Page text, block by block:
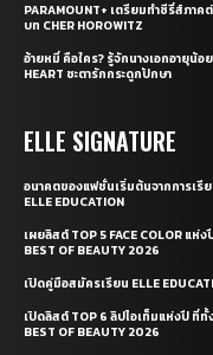
PARAMOUNT+ เตรียมทำซีรี่ส์ภาค
บท CHER HOROWITZ
อ้ายหมี่ คือใคร? รู้จักนางเอกอายุน้อ
HEART ชะตารักกระดูกปักษา
ELLE SIGNATURE
อนาคตของแฟชั่นเริ่มต้นจากการเรี
ELLE EDUCATION
เผยลิสต์ TOP 5 FACE COLOR แ
BEST OF BEAUTY 2026
เปิดคู่มือสมัครเรียน ELLE
เปิดลิสต์ TOP 6 ลิปไอเท็มแห่งปี ที่ทั้
BEST OF BEAUTY 2026